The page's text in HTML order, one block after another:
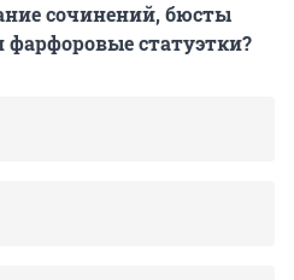
сочинений, бюсты
статуэтки?